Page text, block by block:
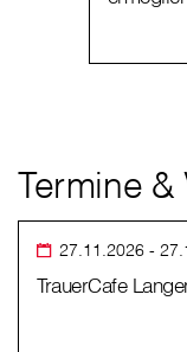
Termine &
27.11.2026 -
TrauerCafe